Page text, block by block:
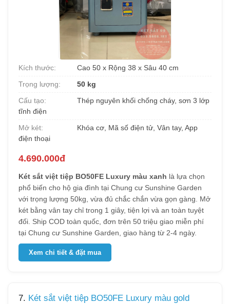
Kích thước:
Cao 50 x Rộng 38 x Sâu 40 cm
Trọng lượng:
50 kg
Cấu tạo:
Thép nguyên khối chống cháy, sơn 3 lớp
tĩnh điện
Mở két:
Khóa cơ, Mã số điện tử, Vân tay, App
điện thoại
4.690.000đ
Két sắt việt tiệp BO50FE Luxury màu xanh là lựa chọn
phổ biến cho hộ gia đình tại Chung cư Sunshine Garden
với trọng lượng 50kg, vừa đủ chắc chắn vừa gọn gàng. Mở
két bằng vân tay chỉ trong 1 giây, tiện lợi và an toàn tuyệt
đối. Ship COD toàn quốc, đơn trên 50 triệu giao miễn phí
tại Chung cư Sunshine Garden, giao hàng từ 2-4 ngày.
Xem chi tiết & đặt mua
7. Két sắt việt tiệp BO50FE Luxury màu gold